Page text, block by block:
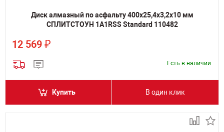
Диск алмазный по асфальту 400х25,4х3,2х10 мм
СПЛИТСТОУН 1A1RSS Standard 110482
12 569 ₽
Есть в наличии
Купить В один клик